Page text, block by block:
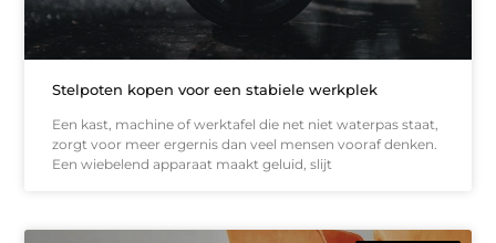
Stelpoten kopen voor een stabiele werkplek
Een kast, machine of werktafel die net niet waterpas staat,
zorgt voor meer ergernis dan veel mensen vooraf denken.
Een wiebelend apparaat maakt geluid, slijt